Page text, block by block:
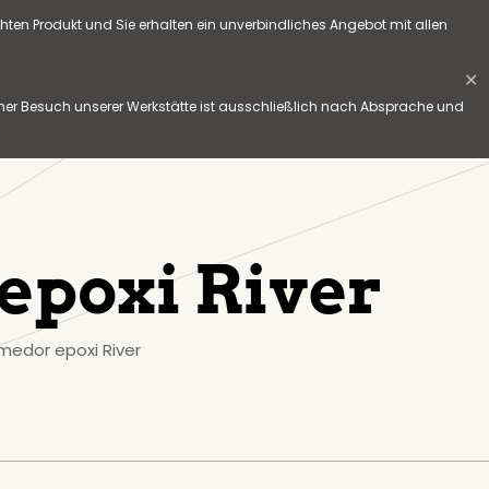
Produkt und Sie erhalten ein unverbindliches Angebot mit allen
Besuch unserer Werkstätte ist ausschließlich nach Absprache und
✕
River
epoxi River